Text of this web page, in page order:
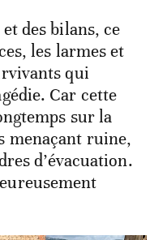
des bilans, ce
les larmes et
qui
Car cette
sur la
menaçant ruine,
d’évacuation.